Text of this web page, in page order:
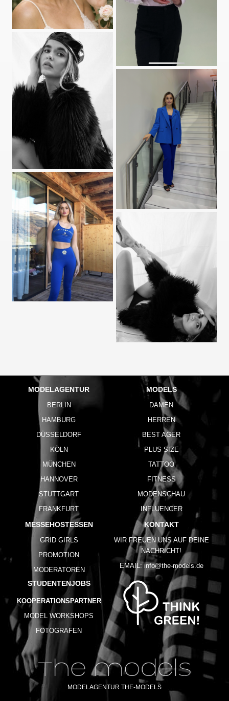
MODELAGENTUR
BERLIN
HAMBURG
DÜSSELDORF
KÖLN
MÜNCHEN
HANNOVER
STUTTGART
FRANKFURT
MODELS
DAMEN
HERREN
BEST AGER
PLUS SIZE
TATTOO
FITNESS
MODENSCHAU
INFLUENCER
MESSEHOSTESSEN
GRID GIRLS
PROMOTION
MODERATOREN
STUDENTENJOBS
KOOPERATIONSPARTNER
MODEL WORKSHOPS
FOTOGRAFEN
KONTAKT
WIR FREUEN UNS AUF DEINE
NACHRICHT!
EMAIL: info@the-models.de
MODELAGENTUR THE-MODELS